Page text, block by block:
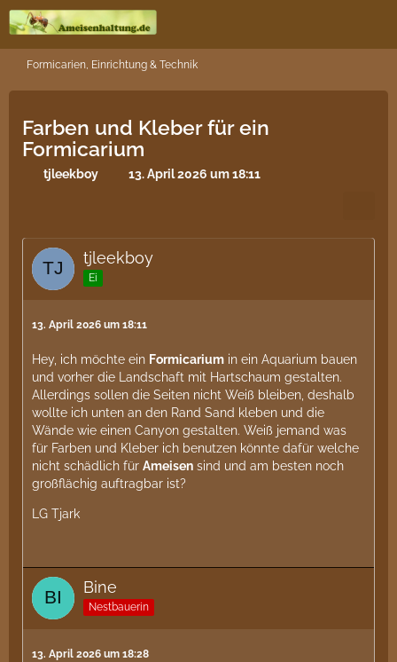
Formicarien, Einrichtung & Technik
Farben und Kleber für ein
Formicarium
tjleekboy 13. April 2026 um 18:11
tjleekboy
Ei
13. April 2026 um 18:11
Hey, ich möchte ein Formicarium in ein Aquarium bauen
und vorher die Landschaft mit Hartschaum gestalten.
Allerdings sollen die Seiten nicht Weiß bleiben, deshalb
wollte ich unten an den Rand Sand kleben und die
Wände wie einen Canyon gestalten. Weiß jemand was
für Farben und Kleber ich benutzen könnte dafür welche
nicht schädlich für Ameisen sind und am besten noch
großflächig auftragbar ist?
LG Tjark
Bine
Nestbauerin
13. April 2026 um 18:28